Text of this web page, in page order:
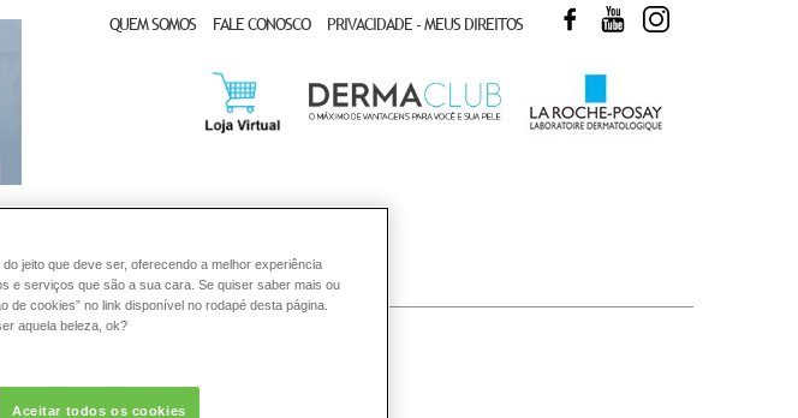
QUEM SOMOS FALE CONOSCO PRIVACIDADE - MEUS DIREITOS FACEBOOKYOUTUBE
PRODUTOS LA ROCHE-POSAY
jeito que deve ser, oferecendo a melhor experiência
e serviços que são a sua cara. Se quiser saber mais ou
de cookies” no link disponível no rodapé desta página.
aquela beleza, ok?
Aceitar todos os cookies